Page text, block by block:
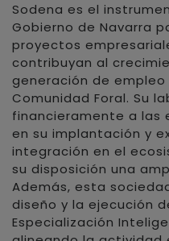
Sodena es el
Gobierno de Navarra
proyectos
contribuyan al
generación de
Comunidad Foral. Su
financieramente a las
en su implantación y
integración en el
su disposición una
Además, esta
diseño y la ejecución
Especialización